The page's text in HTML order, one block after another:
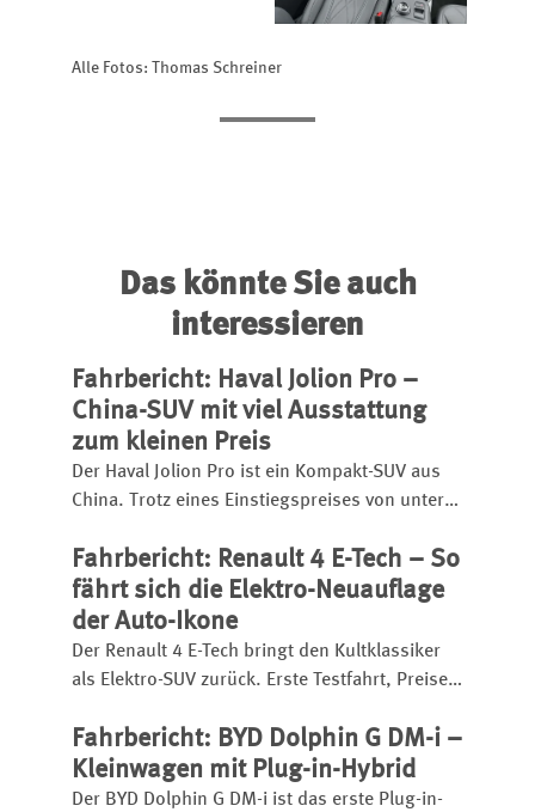
Alle Fotos: Thomas Schreiner
Das könnte Sie auch
interessieren
Fahrbericht: Haval Jolion Pro –
China-SUV mit viel Ausstattung
zum kleinen Preis
Der Haval Jolion Pro ist ein Kompakt-SUV aus
China. Trotz eines Einstiegspreises von unter
Ausstattung, einen kräftigen Turbobenziner
und eignet sich sogar für den
Anhängerbetrieb.
Fahrbericht: Renault 4 E-Tech – So
fährt sich die Elektro-Neuauflage
der Auto-Ikone
Der Renault 4 E-Tech bringt den Kultklassiker
als Elektro-SUV zurück. Erste Testfahrt, Preise,
Fahreindruck im Überblick.
Fahrbericht: BYD Dolphin G DM-i –
Kleinwagen mit Plug-in-Hybrid
Der BYD Dolphin G DM-i ist das erste Plug-in-